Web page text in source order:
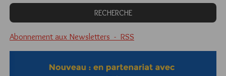
Abonnement aux Newsletters - RSS